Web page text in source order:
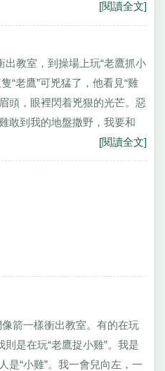
[閱讀全文]
教室，到操場上玩“老鷹抓小
“老鷹”可兇猛了，他看見“雞
頭，眼裡閃着兇狠的光芒。惡
敢到我的地盤撒野，我要和
[閱讀全文]
箭一樣衝出教室。有的在玩
是在玩“老鷹捉小雞”。我是
是“小雞”。我一會兒向左，一